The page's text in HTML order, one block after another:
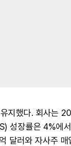
지했다. 회사는
성장률은 4%에
달러와 자사주